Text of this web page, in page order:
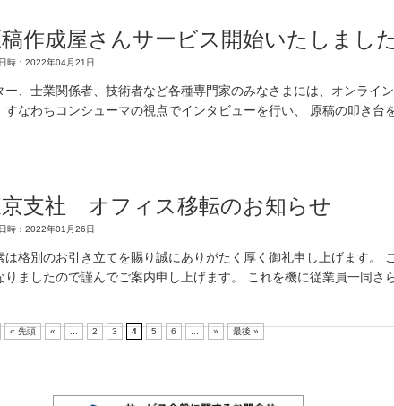
作成屋さんサービス開始いたしました
時：2022年04月21日
ー、士業関係者、技術者など各種専門家のみなさまには、オンライ
すなわちコンシューマの視点でインタビューを行い、 原稿の叩き台
支社 オフィス移転のお知らせ
時：2022年01月26日
は格別のお引き立てを賜り誠にありがたく厚く御礼申し上げます。
りましたので謹んでご案内申し上げます。 これを機に従業員一同さ
« 先頭 « 2 3 4 5 6 » 最後 »